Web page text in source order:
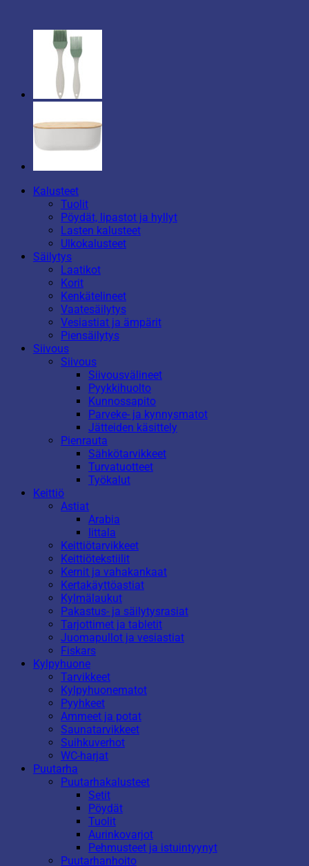
Kalusteet
Tuolit
Pöydät, lipastot ja hyllyt
Lasten kalusteet
Ulkokalusteet
Säilytys
Laatikot
Korit
Kenkätelineet
Vaatesäilytys
Vesiastiat ja ämpärit
Piensäilytys
Siivous
Siivous
Siivousvälineet
Pyykkihuolto
Kunnossapito
Parveke- ja kynnysmatot
Jätteiden käsittely
Pienrauta
Sähkötarvikkeet
Turvatuotteet
Työkalut
Keittiö
Astiat
Arabia
Iittala
Keittiötarvikkeet
Keittiötekstiilit
Kernit ja vahakankaat
Kertakäyttöastiat
Kylmälaukut
Pakastus- ja säilytysrasiat
Tarjottimet ja tabletit
Juomapullot ja vesiastiat
Fiskars
Kylpyhuone
Tarvikkeet
Kylpyhuonematot
Pyyhkeet
Ammeet ja potat
Saunatarvikkeet
Suihkuverhot
WC-harjat
Puutarha
Puutarhakalusteet
Setit
Pöydät
Tuolit
Aurinkovarjot
Pehmusteet ja istuintyynyt
Puutarhanhoito